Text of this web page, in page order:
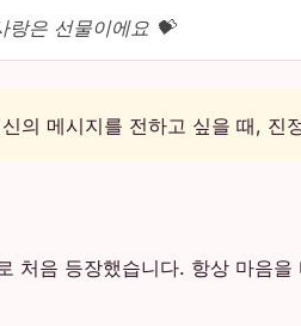
랑은 선물이에요 💝
의 메시지를 전하고 싶을 때,
처음 등장했습니다. 항상 마음